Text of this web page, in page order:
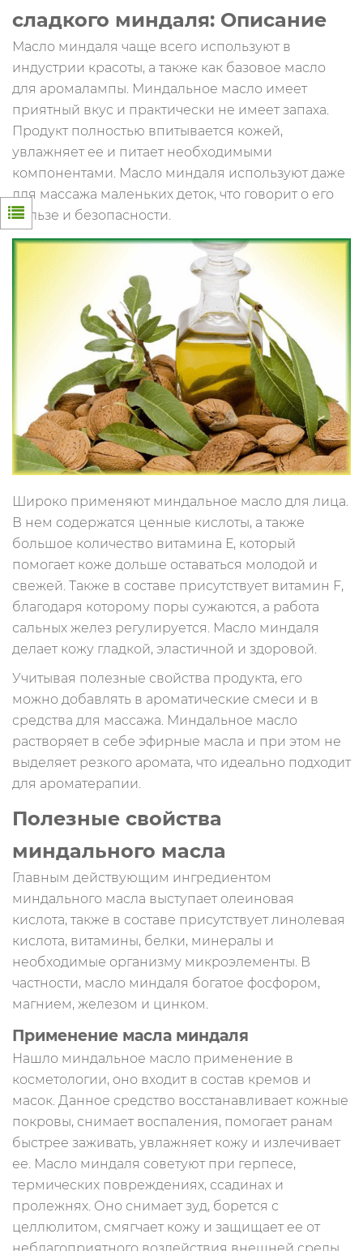
сладкого миндаля: Описание
Масло миндаля чаще всего используют в
индустрии красоты, а также как базовое масло
для аромалампы. Миндальное масло имеет
приятный вкус и практически не имеет запаха.
Продукт полностью впитывается кожей,
увлажняет ее и питает необходимыми
компонентами. Масло миндаля используют даже
для массажа маленьких деток, что говорит о его
пользе и безопасности.
Широко применяют миндальное масло для лица.
В нем содержатся ценные кислоты, а также
большое количество витамина Е, который
помогает коже дольше оставаться молодой и
свежей. Также в составе присутствует витамин F,
благодаря которому поры сужаются, а работа
сальных желез регулируется. Масло миндаля
делает кожу гладкой, эластичной и здоровой.
Учитывая полезные свойства продукта, его
можно добавлять в ароматические смеси и в
средства для массажа. Миндальное масло
растворяет в себе эфирные масла и при этом не
выделяет резкого аромата, что идеально подходит
для ароматерапии.
Полезные свойства
миндального масла
Главным действующим ингредиентом
миндального масла выступает олеиновая
кислота, также в составе присутствует линолевая
кислота, витамины, белки, минералы и
необходимые организму микроэлементы. В
частности, масло миндаля богатое фосфором,
магнием, железом и цинком.
Применение масла миндаля
Нашло миндальное масло применение в
косметологии, оно входит в состав кремов и
масок. Данное средство восстанавливает кожные
покровы, снимает воспаления, помогает ранам
быстрее заживать, увлажняет кожу и излечивает
ее. Масло миндаля советуют при герпесе,
термических повреждениях, ссадинах и
пролежнях. Оно снимает зуд, борется с
целлюлитом, смягчает кожу и защищает ее от
неблагоприятного воздействия внешней среды.